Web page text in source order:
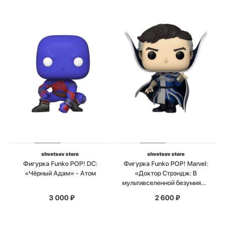
shvetsov store
Фигурка Funko POP! DC:
«Чёрный Адам» - Атом
3 000₽
shvetsov store
Фигурка Funko POP! Marvel:
«Доктор Стрэндж: В
мультивселенной безумия» -
2 600₽